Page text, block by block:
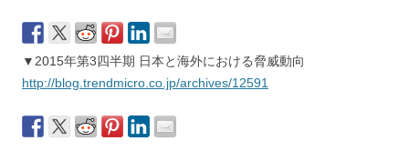
▼2015年第3四半期 日本と海外における脅威動向
http://blog.trendmicro.co.jp/archives/12591